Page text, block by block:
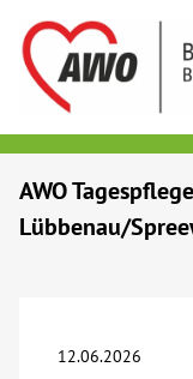
Senioren
AWO
Lübbenau/
12.06.2026